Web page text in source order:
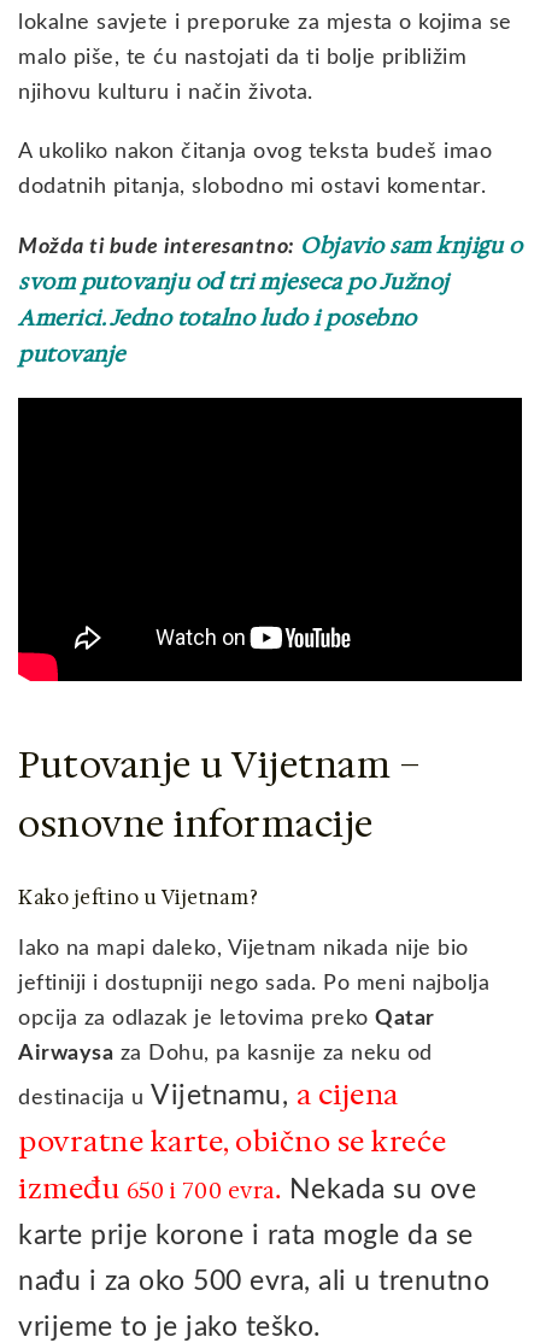
lokalne savjete i preporuke za mjesta o kojima se
malo piše, te ću nastojati da ti bolje približim
njihovu kulturu i način života.
A ukoliko nakon čitanja ovog teksta budeš imao
dodatnih pitanja, slobodno mi ostavi komentar.
Možda ti bude interesantno: Objavio sam knjigu o
svom putovanju od tri mjeseca po Južnoj
Americi. Jedno totalno ludo i posebno
putovanje
Putovanje u Vijetnam –
osnovne informacije
Kako jeftino u Vijetnam?
Iako na mapi daleko, Vijetnam nikada nije bio
jeftiniji i dostupniji nego sada. Po meni najbolja
opcija za odlazak je letovima preko Qatar
Airwaysa za Dohu, pa kasnije za neku od
destinacija u Vijetnamu, a cijena
povratne karte, obično se kreće
između 650 i 700 evra. Nekada su ove
karte prije korone i rata mogle da se
nađu i za oko 500 evra, ali u trenutno
vrijeme to je jako teško.